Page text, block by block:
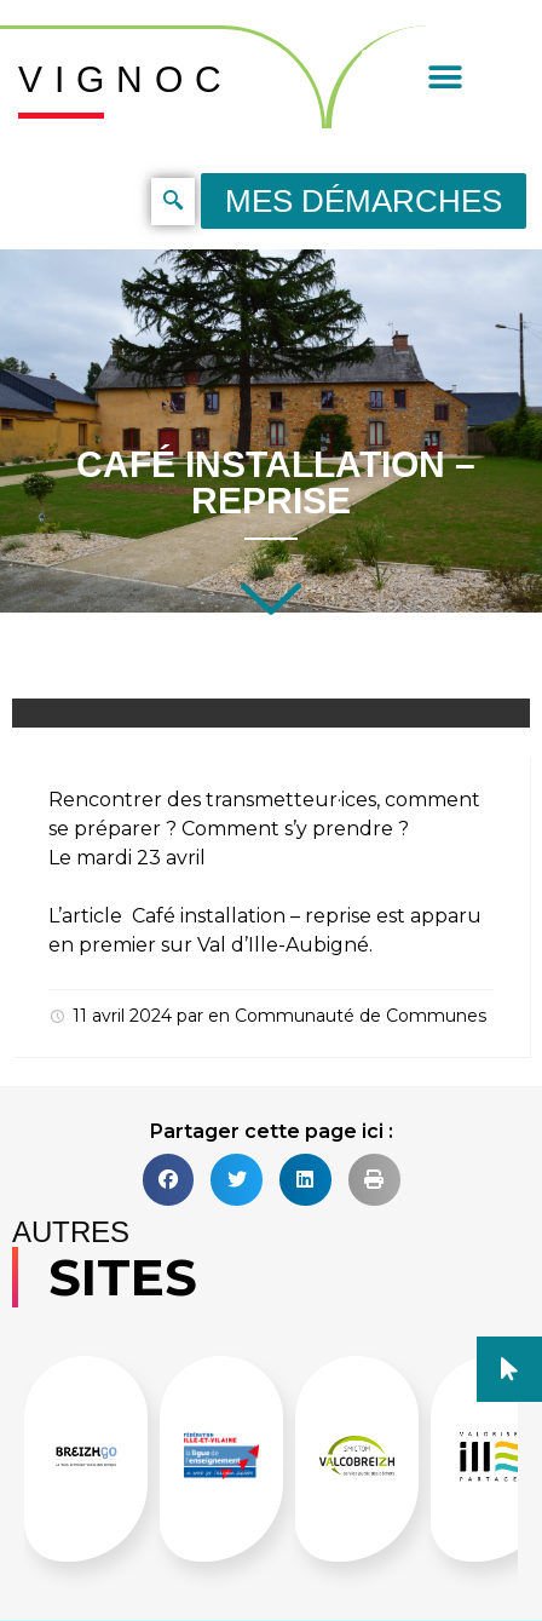
VIGNOC
MES DÉMARCHES
CAFÉ INSTALLATION –
REPRISE
Rencontrer des transmetteur·ices, comment
se préparer ? Comment s’y prendre ?
Le mardi 23 avril
L’article Café installation – reprise est apparu
en premier sur Val d’Ille-Aubigné.
11 avril 2024 par en Communauté de Communes
Partager cette page ici :
AUTRES
SITES